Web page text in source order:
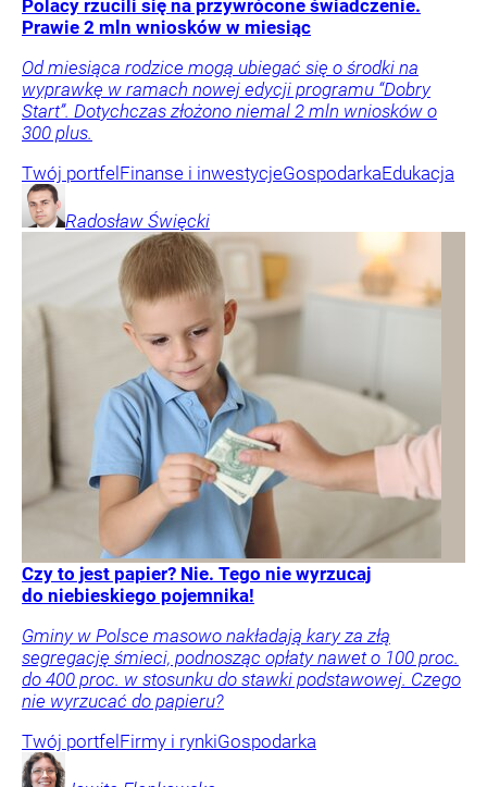
Polacy rzucili się na przywrócone świadczenie.
Prawie 2 mln wniosków w miesiąc
Od miesiąca rodzice mogą ubiegać się o środki na
wyprawkę w ramach nowej edycji programu “Dobry
Start”. Dotychczas złożono niemal 2 mln wniosków o
300 plus.
Twój portfelFinanse i inwestycjeGospodarkaEdukacja
Radosław Święcki
Czy to jest papier? Nie. Tego nie wyrzucaj
do niebieskiego pojemnika!
Gminy w Polsce masowo nakładają kary za złą
segregację śmieci, podnosząc opłaty nawet o 100 proc.
do 400 proc. w stosunku do stawki podstawowej. Czego
nie wyrzucać do papieru?
Twój portfelFirmy i rynkiGospodarka